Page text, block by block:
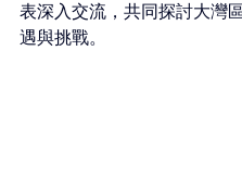
表深入交流，共同探討大灣
遇與挑戰。